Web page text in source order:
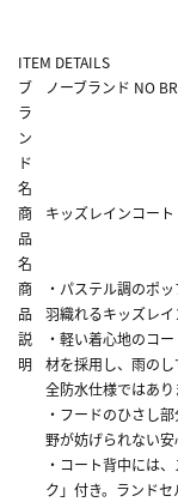
ITEM DETAILS
ブ
ラ
ン
ド
名
ノーブランド NO
商
品
名
キッズレインコー
商
品
説
明
・パステル調のポ
羽織れるキッズレ
・軽い着心地のコ
材を採用し、雨の
全防水仕様ではあり
・フードのひさし
野が妨げられない安
・コート背中には
ク」付き。ランド